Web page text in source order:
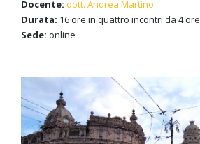
Docente: dott. Andrea Martino
Durata: 16 ore in quattro incontri da 4 ore
Sede: online